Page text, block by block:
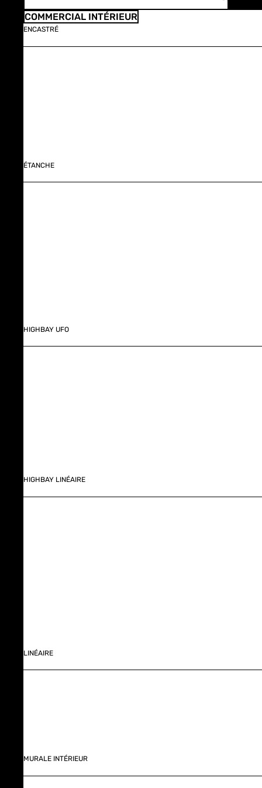
COMMERCIAL INTÉRIEUR
ENCASTRÉ
ÉTANCHE
HIGHBAY UFO
HIGHBAY LINÉAIRE
LINÉAIRE
MURALE INTÉRIEUR